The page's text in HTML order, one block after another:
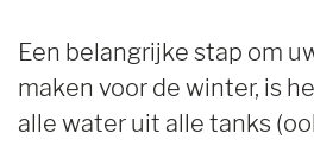
Een belangrijke stap om
maken voor de winter, is
alle water uit alle tanks